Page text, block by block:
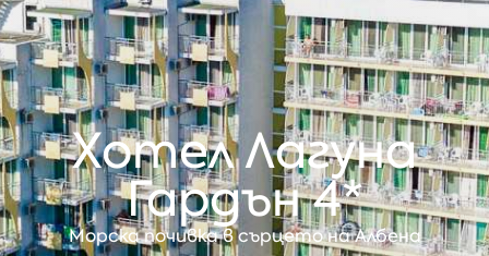
Хотел Лагуна
Гардън 4*
Морска почивка в сърцето на Албена